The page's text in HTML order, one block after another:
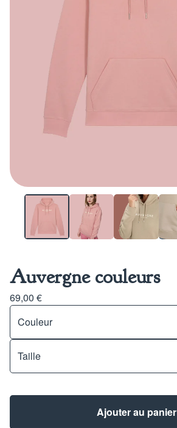
Auvergne couleurs
69,00 €
Ajouter au panier